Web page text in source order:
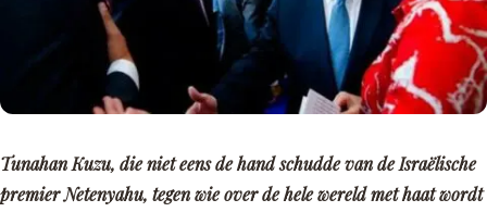
Tunahan Kuzu, die niet eens de hand schudde van de Israëlische
premier Netenyahu, tegen wie over de hele wereld met haat wordt